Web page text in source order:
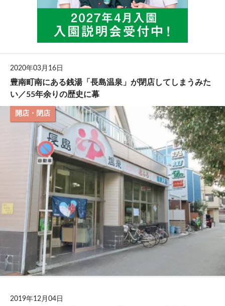
2020年03月16日
豊南町南にある銭湯「長島温泉」が閉店してしまうみた
い／55年余りの歴史に幕
開店・閉店
2019年12月04日